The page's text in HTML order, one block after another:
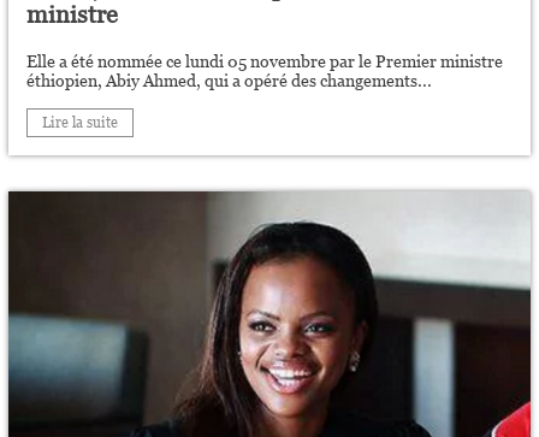
ministre
Elle a été nommée ce lundi 05 novembre par le Premier ministre
éthiopien, Abiy Ahmed, qui a opéré des changements...
Lire la suite